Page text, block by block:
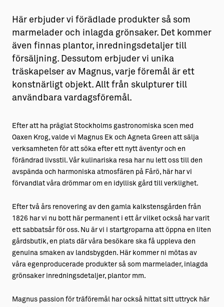
Här erbjuder vi förädlade produkter så som
marmelader och inlagda grönsaker. Det kommer
även finnas plantor, inredningsdetaljer till
försäljning. Dessutom erbjuder vi unika
träskapelser av Magnus, varje föremål är ett
konstnärligt objekt. Allt från skulpturer till
användbara vardagsföremål.
Efter att ha präglat Stockholms gastronomiska scen med
Oaxen Krog, valde vi Magnus Ek och Agneta Green att sälja
verksamheten för att söka efter ett nytt äventyr och en
förändrad livsstil. Vår kulinariska resa har nu lett oss till den
avspända och harmoniska atmosfären på Fårö, här har vi
förvandlat våra drömmar om en idyllisk gård till verklighet.
Efter två års renovering av den gamla kalkstensgården från
1826 har vi nu bott här permanent i ett år vilket också har varit
ett sabbatsår för oss. Nu är vi i startgroparna att öppna en liten
gårdsbutik, en plats där våra besökare ska få uppleva den
genuina smaken av landsbygden. Här kommer ni mötas av
våra egenproducerade produkter så som marmelader, inlagda
grönsaker inredningsdetaljer, plantor mm.
Magnus passion för träföremål har också hittat sitt uttryck här